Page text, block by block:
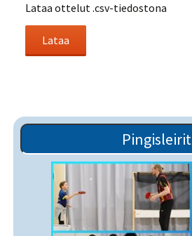
Lataa ottelut .csv-tiedostona
Pingisleirit